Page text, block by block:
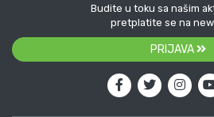
Budite u toku sa našim
pretplatite se na
PRIJAVA